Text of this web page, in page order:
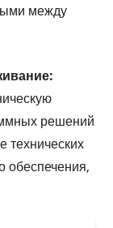
между
решений
обеспечения,